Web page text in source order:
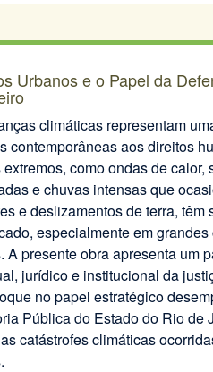
Urbanos e o Papel da
climáticas representam
contemporâneas aos direitos
extremos, como ondas de calor,
e chuvas intensas que
e deslizamentos de terra, têm
especialmente em grandes
A presente obra apresenta um
jurídico e institucional da
no papel estratégico
Pública do Estado do Rio de
catástrofes climáticas